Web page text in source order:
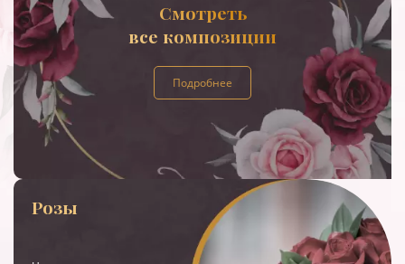
Смотреть
все композиции
Подробнее
Розы